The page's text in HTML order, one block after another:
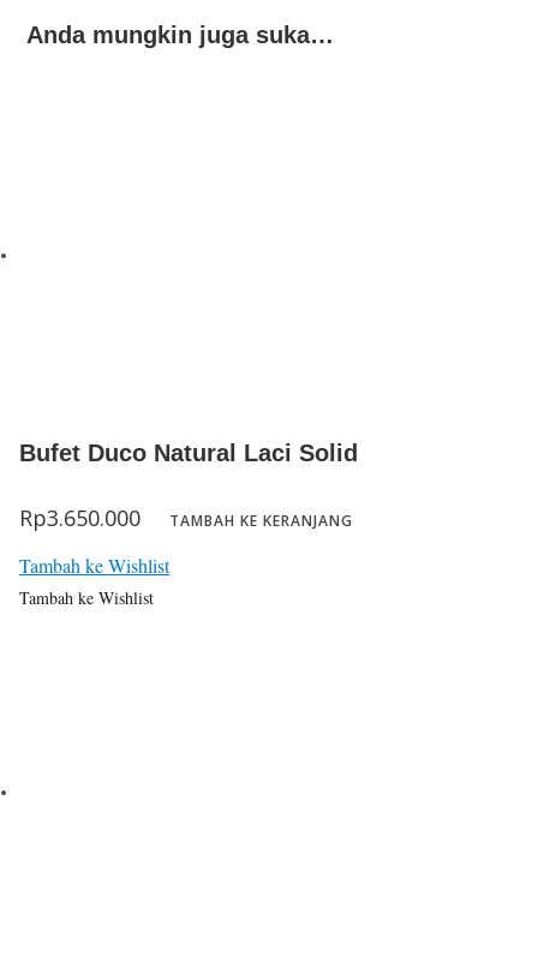
Anda mungkin juga suka…
Bufet Duco Natural Laci Solid
Rp3.650.000 TAMBAH KE KERANJANG
Tambah ke Wishlist
Tambah ke Wishlist